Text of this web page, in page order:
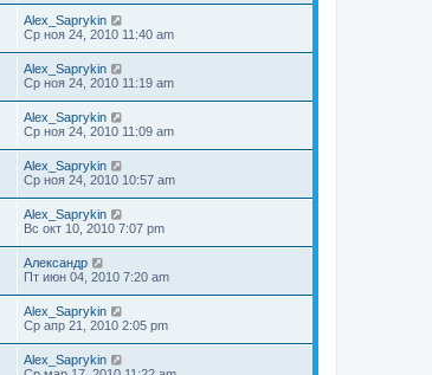
Alex_Saprykin
Ср ноя 24, 2010 11:40 am
Alex_Saprykin
Ср ноя 24, 2010 11:19 am
Alex_Saprykin
Ср ноя 24, 2010 11:09 am
Alex_Saprykin
Ср ноя 24, 2010 10:57 am
Alex_Saprykin
Вс окт 10, 2010 7:07 pm
Александр
Пт июн 04, 2010 7:20 am
Alex_Saprykin
Ср апр 21, 2010 2:05 pm
Alex_Saprykin